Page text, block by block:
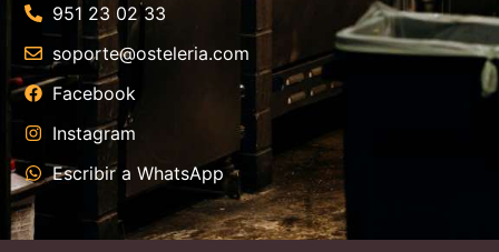
951 23 02 33
soporte@osteleria.com
Facebook
Instagram
Escribir a WhatsApp